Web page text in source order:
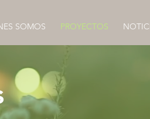
SOMOS PROYECTOS